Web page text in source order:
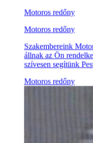
Motoros redőny
Motoros redőny
Szakembereink
állnak az Ön
szívesen segítünk
Motoros redőny